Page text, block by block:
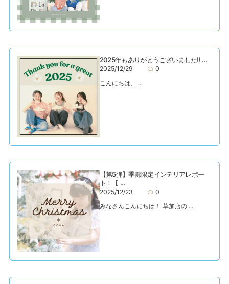
2025年もありがとうございました!! ...
2025/12/29
0
こんにちは、 ...
【第5弾】季節限定インテリアレポー
ト！【 ...
2025/12/23
0
みなさんこんにちは！ 草加店の ...